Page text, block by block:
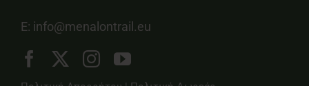
E: info@menalontrail.eu